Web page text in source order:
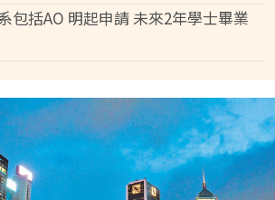
包括AO 明起申請 未來2年學士畢業